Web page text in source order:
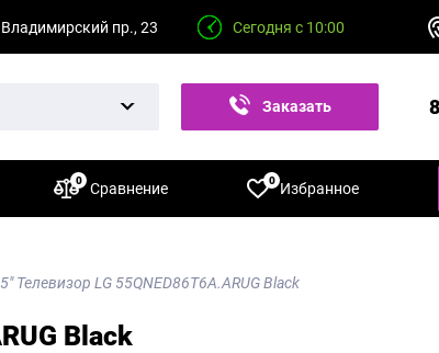
пр., 23 Сегодня с 10:00
Заказать
Сравнение
0 Избранное
0
Телевизор LG 55QNED86T6A.ARUG Black
Black